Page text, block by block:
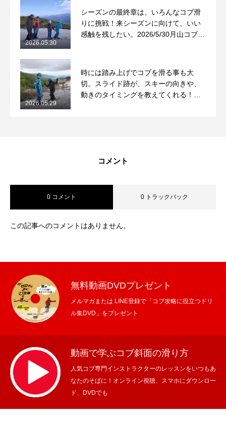
シーズンの最終章は、いろんなコブ滑
りに挑戦！来シーズンに向けて、いい
感触を残したい。2026/5/30月山コブレ
2026.05.30
時には踏み上げでコブを滑る事も大
切。スライド跡が、スキーの向きや、
動きのタイミングを教えてくれる！
2026.05.29
コメント
0 コメント 0 トラックバック
この記事へのコメントはありません。
無料動画DVDプレゼント
メルマガまたは LINE登録で「コブ攻略に役立つドリ
ル集DVD」をプレゼント
動画で学ぶコブ斜面の滑り方
人気コブ専門インストラクターのレッスンをいつもあ
なたのそばに！オンライン視聴、スマホにダウンロー
ド、DVDでも